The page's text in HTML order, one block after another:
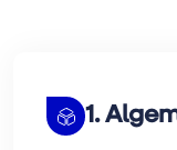
1.